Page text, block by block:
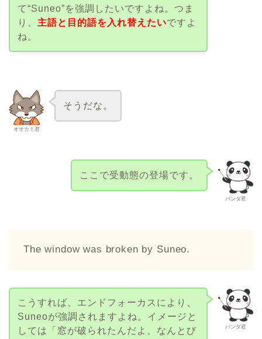
て“Suneo”を強調したいですよね。つま
り、 主語と目的語を入れ替えたいですよ
ね。
オオカミ君
そうだな。
パンダ君
ここで受動態の登場です。
The window was broken by Suneo.
パンダ君
こうすれば、エンドフォーカスにより、
Suneoが強調されますよね。イメージと
しては「窓が破られたんだよ、なんとび